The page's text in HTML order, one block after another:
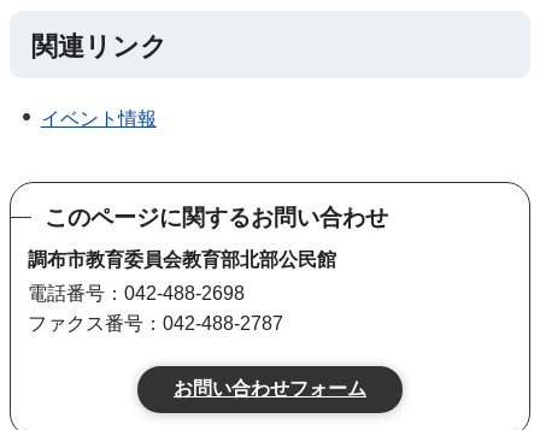
関連リンク
イベント情報
このページに関するお問い合わせ
調布市教育委員会教育部北部公民館
電話番号：042-488-2698
ファクス番号：042-488-2787